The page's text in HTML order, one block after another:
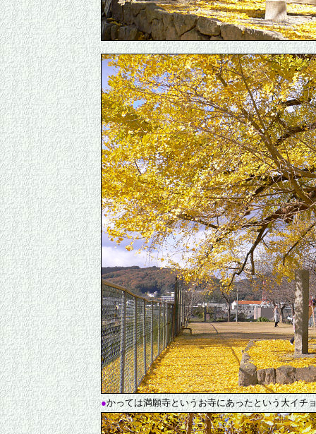
●かっては満願寺というお寺にあったという大イチ